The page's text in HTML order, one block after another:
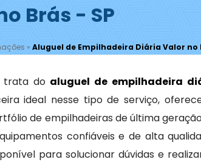
Brás - SP
»Aluguel de Empilhadeira Diária Valor no
trata do aluguel de empilhadeira
ideal nesse tipo de serviço,
de empilhadeiras de última
confiáveis e de alta
para solucionar dúvidas e